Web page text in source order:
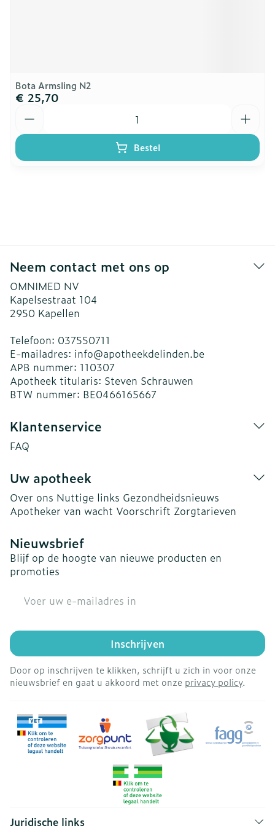
Bota Armsling N2
€ 25,70
Bestel
Neem contact met ons op
OMNIMED NV
Kapelsestraat 104
2950 Kapellen
Telefoon: 037550711
E-mailadres: info@apotheekdelinden.be
APB nummer: 110307
Apotheek titularis: Steven Schrauwen
BTW nummer: BE0466165667
Klantenservice
FAQ
Uw apotheek
Over ons Nuttige links Gezondheidsnieuws
Apotheker van wacht Voorschrift Zorgtarieven
Nieuwsbrief
Blijf op de hoogte van nieuwe producten en
promoties
Inschrijven
Door op inschrijven te klikken, schrijft u zich in voor onze
nieuwsbrief en gaat u akkoord met onze privacy policy.
Juridische links